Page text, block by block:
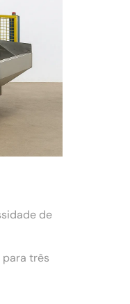
de
para três